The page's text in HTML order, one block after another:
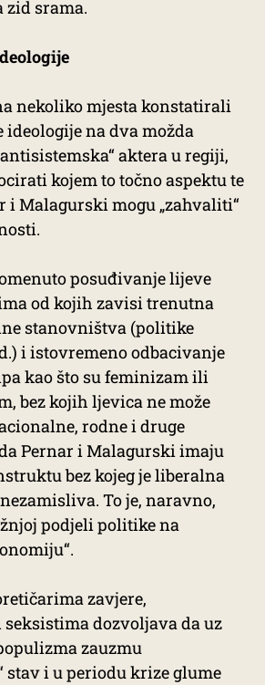
srama.
nekoliko mjesta konstatirali
ideologije na dva možda
aktera u regiji,
kojem to točno aspektu te
i Malagurski mogu „zahvaliti“
posuđivanje lijeve
od kojih zavisi trenutna
stanovništva (politike
i istovremeno odbacivanje
kao što su feminizam ili
bez kojih ljevica ne može
rodne i druge
Pernar i Malagurski imaju
bez kojeg je liberalna
To je, naravno,
podjeli politike na
zavjere,
dozvoljava da uz
zauzmu
stav i u periodu krize glume